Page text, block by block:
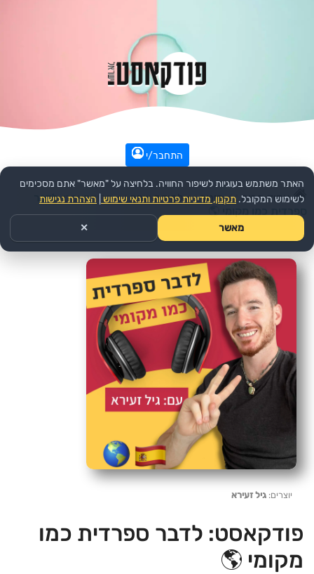
התחבר/י
עמוד הבית >>חינוך >> למידת שפה >>הפודקאסט: לדבר
יוצרים: גיל זעירא
פודקאסט: לדבר ספרדית כמו
מקומי 🌎
האתר משתמש בעוגיות לשיפור החוויה. בלחיצה על "מאשר" אתם מסכימים
לשימוש המקובל. תקנון, מדיניות פרטיות ותנאי שימוש הצהרת נגישות
מאשר ✕